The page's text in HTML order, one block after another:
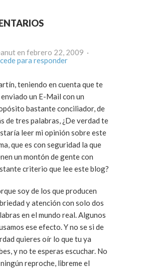
Peanut en febrero 22, 2009 ·
para responder
teniendo en cuenta que te
enviado un E-Mail con un
bastante conciliador, de
de tres palabras, ¿De verdad te
leer mi opinión sobre este
que es con seguridad la que
un montón de gente con
criterio que lee este blog?
soy de los que producen
y atención con solo dos
en el mundo real. Algunos
ese efecto. Y no se si de
quieres oír lo que tu ya
y no te esperas escuchar. No
reproche, libreme el